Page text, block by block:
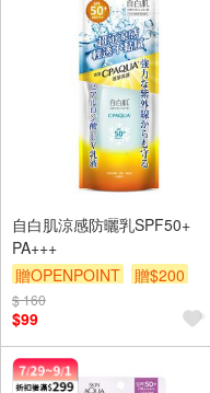
自白肌涼感防曬乳SPF50+
PA+++
贈OPENPOINT
贈$200
$ 160
$99